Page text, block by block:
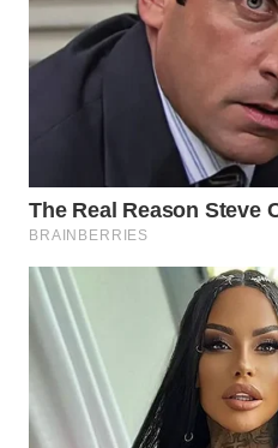
WN
KUNINGAN
WN
SUBANG
WN
SUKABUMI
WN
PURWAKARTA